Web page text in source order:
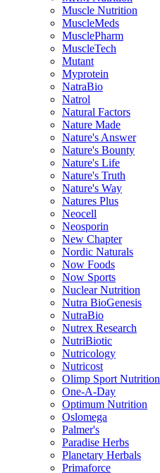
Muscle Nutrition
MuscleMeds
MusclePharm
MuscleTech
Mutant
Myprotein
NatraBio
Natrol
Natural Factors
Nature Made
Nature's Answer
Nature's Bounty
Nature's Life
Nature's Truth
Nature's Way
Natures Plus
Neocell
Neosporin
New Chapter
Nordic Naturals
Now Foods
Now Sports
Nuclear Nutrition
Nutra BioGenesis
NutraBio
Nutrex Research
NutriBiotic
Nutricology
Nutricost
Olimp Sport Nutrition
One-A-Day
Optimum Nutrition
Oslomega
Palmer's
Paradise Herbs
Planetary Herbals
Primaforce